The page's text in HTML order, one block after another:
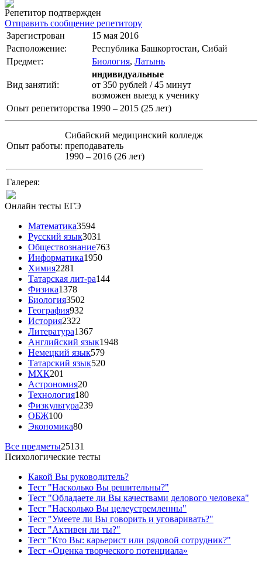
Репетитор подтвержден
Отправить сообщение репетитору
Зарегистрован
15 мая 2016
Расположение:
Республика Башкортостан, Сибай
Предмет:
Биология, Латынь
Вид занятий:
индивидуальные
от 350 рублей / 45 минут
возможен выезд к ученику
Опыт репетиторства 1990 – 2015 (25 лет)
Опыт работы:
Сибайский медицинский колледж
преподаватель
1990 – 2016 (26 лет)
Галерея:
Онлайн тесты ЕГЭ
Математика3594
Русский язык3031
Обществознание763
Информатика1950
Химия2281
Татарская лит-ра144
Физика1378
Биология3502
География932
История2322
Литература1367
Английский язык1948
Немецкий язык579
Татарский язык520
МХК201
Астрономия20
Технология180
Физкультура239
ОБЖ100
Экономика80
Все предметы25131
Психологические тесты
Какой Вы руководитель?
Тест "Насколько Вы решительны?"
Тест "Обладаете ли Вы качествами делового человека"
Тест "Насколько Вы целеустремленны"
Тест "Умеете ли Вы говорить и уговаривать?"
Тест "Активен ли ты?"
Тест "Кто Вы: карьерист или рядовой сотрудник?"
Тест «Оценка творческого потенциала»